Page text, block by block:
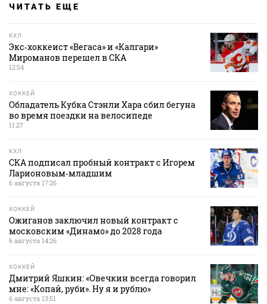
ЧИТАТЬ ЕЩЕ
КХЛ
Экс‑хоккеист «Вегаса» и «Калгари»
Мироманов перешел в СКА
12:54
ХОККЕЙ
Обладатель Кубка Стэнли Хара сбил бегуна
во время поездки на велосипеде
11:27
КХЛ
СКА подписал пробный контракт с Игорем
Ларионовым‑младшим
6 августа 17:26
ХОККЕЙ
Ожиганов заключил новый контракт с
московским «Динамо» до 2028 года
6 августа 14:26
ХОККЕЙ
Дмитрий Яшкин: «Овечкин всегда говорил
мне: «Копай, руби». Ну я и рублю»
6 августа 13:51